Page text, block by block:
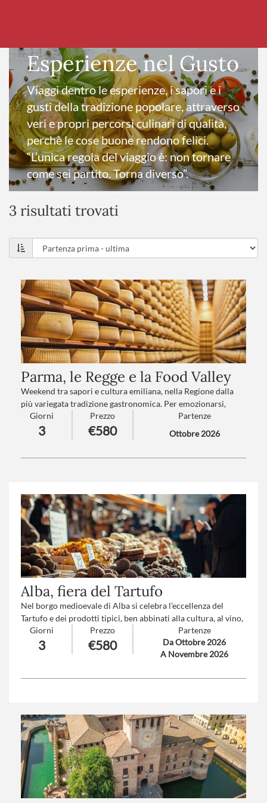
Esperienze nel Gusto
Viaggi dentro le esperienze, i sapori e i
gusti della tradizione popolare, attraverso
veri e propri percorsi culinari di qualità,
perchè le cose buone rendono felici.
“L’unica regola del viaggio è: non tornare
come sei partito. Torna diverso”.
3 risultati trovati
Parma, le Regge e la Food Valley
Weekend tra sapori e cultura emiliana, nella Regione dalla
più variegata tradizione gastronomica. Per emozionarsi,
scoprire e stupirsi del patrimonio alimentare e paesaggistico
che ci rende celebri nel Mondo.
Trattamento: Pensione completa con bevande
Giorni
3
Prezzo
€580
Partenze
Ottobre 2026
Alba, fiera del Tartufo
Nel borgo medioevale di Alba si celebra l’eccellenza del
Tartufo e dei prodotti tipici, ben abbinati alla cultura, al vino,
e a un’intera comunità in festa. Tour panoramico delle
Langhe, tra colline e vigneti a perdita d’occhio.
Giorni
3
Prezzo
€580
Partenze
Da Ottobre 2026
A Novembre 2026